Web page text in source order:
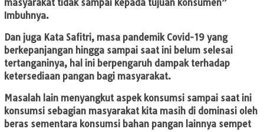
masyarakat tidak sampai kepada tujuan konsumen”
Imbuhnya.
Dan juga Kata Safitri, masa pandemik Covid-19 yang
berkepanjangan hingga sampai saat ini belum selesai
tertanganinya, hal ini berpengaruh dampak terhadap
ketersediaan pangan bagi masyarakat.
Masalah lain menyangkut aspek konsumsi sampai saat ini
konsumsi sebagian masyarakat kita masih di dominasi oleh
beras sementara konsumsi bahan pangan lainnya sempet